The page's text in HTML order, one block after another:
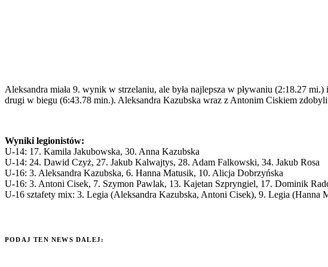
Aleksandra miała 9. wynik w strzelaniu, ale była najlepsza w pływaniu (2:18.27
drugi w biegu (6:43.78 min.). Aleksandra Kazubska wraz z Antonim Ciskiem
Wyniki legionistów:
U-14: 17. Kamila Jakubowska, 30. Anna Kazubska
U-14: 24. Dawid Czyż, 27. Jakub Kalwajtys, 28. Adam Falkowski, 34. Jakub Rosa
U-16: 3. Aleksandra Kazubska, 6. Hanna Matusik, 10. Alicja Dobrzyńska
U-16: 3. Antoni Cisek, 7. Szymon Pawlak, 13. Kajetan Szpryngiel, 17. Dominik
U-16 sztafety mix: 3. Legia (Aleksandra Kazubska, Antoni Cisek), 9. Legia
PODAJ TEN NEWS DALEJ: